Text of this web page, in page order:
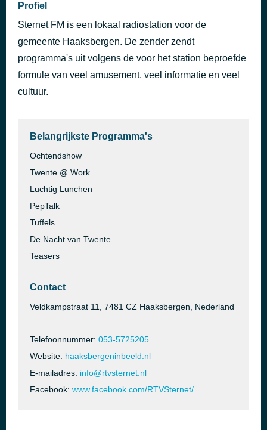
Profiel
Sternet FM is een lokaal radiostation voor de
gemeente Haaksbergen. De zender zendt
programma's uit volgens de voor het station beproefde
formule van veel amusement, veel informatie en veel
cultuur.
Belangrijkste Programma's
Ochtendshow
Twente @ Work
Luchtig Lunchen
PepTalk
Tuffels
De Nacht van Twente
Teasers
Contact
Veldkampstraat 11, 7481 CZ Haaksbergen, Nederland
Telefoonnummer: 053-5725205
Website: haaksbergeninbeeld.nl
E-mailadres: info@rtvsternet.nl
Facebook: www.facebook.com/RTVSternet/